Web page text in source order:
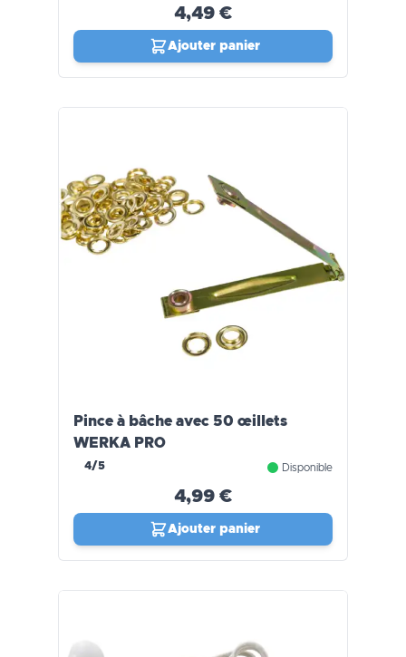
4,49 €
Ajouter panier
Pince à bâche avec 50 œillets
WERKA PRO
4/5 Disponible
4,99 €
Ajouter panier